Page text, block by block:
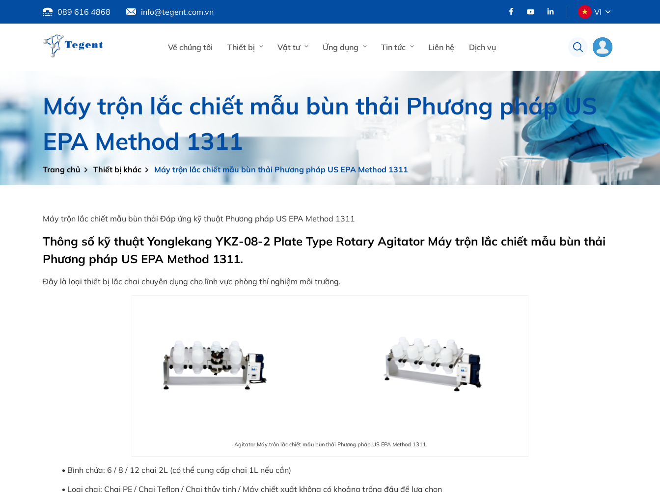
089 616 4868 info@tegent.com.vn VI
Về chúng tôi Thiết bị Vật tư Ứng dụng Tin tức Liên hệ Dịch vụ
Máy trộn lắc chiết mẫu bùn thải Phương pháp US
EPA Method 1311
Trang chủ Thiết bị khác Máy trộn lắc chiết mẫu bùn thải Phương pháp US EPA Method 1311
Máy trộn lắc chiết mẫu bùn thải Đáp ứng kỹ thuật Phương pháp US EPA Method 1311
Thông số kỹ thuật Yonglekang YKZ-08-2 Plate Type Rotary Agitator Máy trộn lắc chiết mẫu bùn thải
Phương pháp US EPA Method 1311.
Đây là loại thiết bị lắc chai chuyên dụng cho lĩnh vực phòng thí nghiệm môi trường.
Agitator Máy trộn lắc chiết mẫu bùn thải Phương pháp US EPA Method 1311
Bình chứa: 6 / 8 / 12 chai 2L (có thể cung cấp chai 1L nếu cần)
Loại chai: Chai PE / Chai Teflon / Chai thủy tinh / Máy chiết xuất không có khoảng trống đầu để lựa chọn